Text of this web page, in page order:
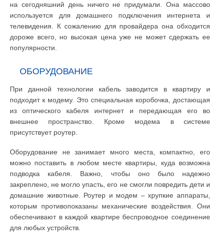
на сегодняшний день ничего не придумали. Она массово
используется для домашнего подключения интернета и
телевидения. К сожалению для провайдера она обходится
дороже всего, но высокая цена уже не может сдержать ее
популярности.
ОБОРУДОВАНИЕ
При данной технологии кабель заводится в квартиру и
подходит к модему. Это специальная коробочка, достающая
из оптического кабеля интернет и передающая его во
внешнее пространство. Кроме модема в системе
присутствует роутер.
Оборудование не занимает много места, компактно, его
можно поставить в любом месте квартиры, куда возможна
подводка кабеля. Важно, чтобы оно было надежно
закреплено, не могло упасть, его не смогли повредить дети и
домашние животные. Роутер и модем – хрупкие аппараты,
которым противопоказаны механические воздействия. Они
обеспечивают в каждой квартире беспроводное соединение
для любых устройств.